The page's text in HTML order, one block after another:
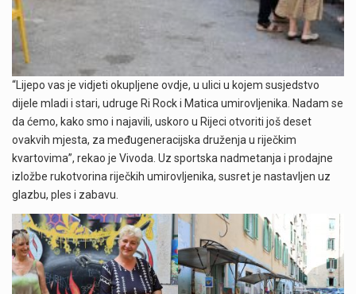
“Lijepo vas je vidjeti okupljene ovdje, u ulici u kojem susjedstvo
dijele mladi i stari, udruge Ri Rock i Matica umirovljenika. Nadam se
da ćemo, kako smo i najavili, uskoro u Rijeci otvoriti još deset
ovakvih mjesta, za međugeneracijska druženja u riječkim
kvartovima”, rekao je Vivoda. Uz sportska nadmetanja i prodajne
izložbe rukotvorina riječkih umirovljenika, susret je nastavljen uz
glazbu, ples i zabavu.